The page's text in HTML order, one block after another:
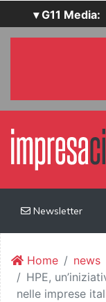
▾ G11 Media:
SecurityOpenLab
Newsletter
Home
news
HPE,
nelle imprese